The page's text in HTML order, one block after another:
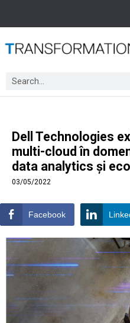
Dell Technologies
multi-cloud în
data analytics și
03/05/2022
Facebook